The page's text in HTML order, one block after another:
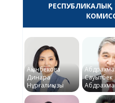
Ақынбекова
Динара
Нұрғалиқызы
Сауытбек